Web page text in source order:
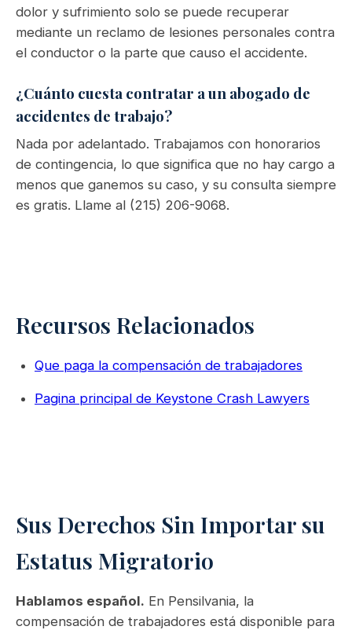
dolor y sufrimiento solo se puede recuperar
mediante un reclamo de lesiones personales contra
el conductor o la parte que causo el accidente.
¿Cuánto cuesta contratar a un abogado de
accidentes de trabajo?
Nada por adelantado. Trabajamos con honorarios
de contingencia, lo que significa que no hay cargo a
menos que ganemos su caso, y su consulta siempre
es gratis. Llame al (215) 206-9068.
Recursos Relacionados
Que paga la compensación de trabajadores
Pagina principal de Keystone Crash Lawyers
Sus Derechos Sin Importar su
Estatus Migratorio
Hablamos español. En Pensilvania, la
compensación de trabajadores está disponible para